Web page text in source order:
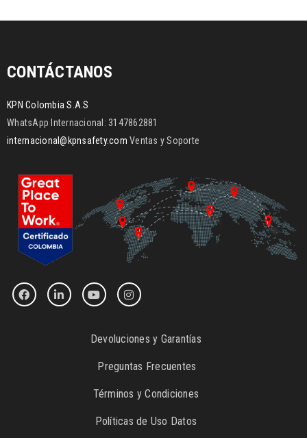
CONTÁCTANOS
KPN Colombia S.A.S
WhatsApp Internacional: 3147862881
internacional@kpnsafety.com Ventas y Soporte
Devoluciones y Garantías
Preguntas Frecuentes
Términos y Condiciones
Políticas de Uso Datos